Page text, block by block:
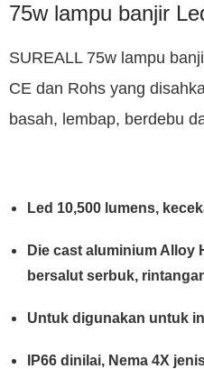
75w lampu banjir
SUREALL 75w lampu
CE dan Rohs yang
basah, lembap, berdebu
Led 10,500 lumens,
Die cast aluminium Alloy
bersalut serbuk,
Untuk digunakan untuk
IP66 dinilai, Nema 4X